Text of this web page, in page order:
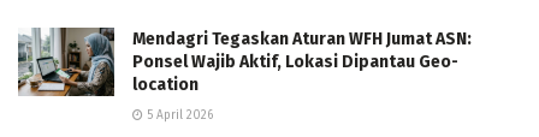
Mendagri Tegaskan Aturan WFH Jumat ASN:
Ponsel Wajib Aktif, Lokasi Dipantau Geo-
location
5 April 2026